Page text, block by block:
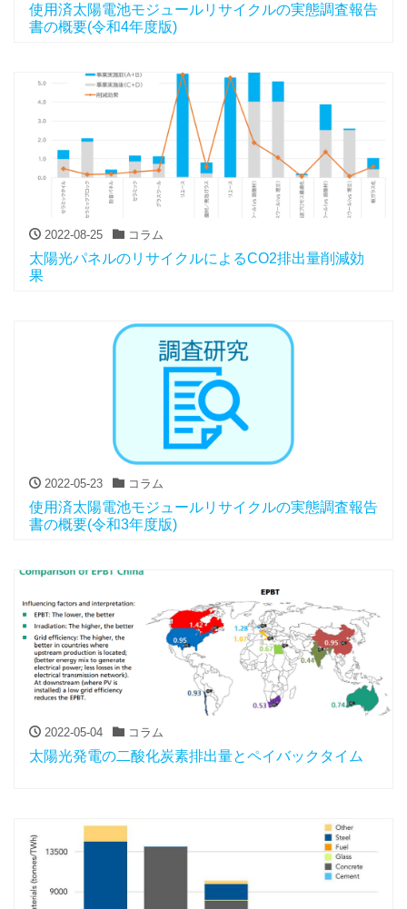
使用済太陽電池モジュールリサイクルの実態調査報告
書の概要(令和4年度版)
2022-08-25 コラム
太陽光パネルのリサイクルによるCO2排出量削減効
果
2022-05-23 コラム
使用済太陽電池モジュールリサイクルの実態調査報告
書の概要(令和3年度版)
2022-05-04 コラム
太陽光発電の二酸化炭素排出量とペイバックタイム